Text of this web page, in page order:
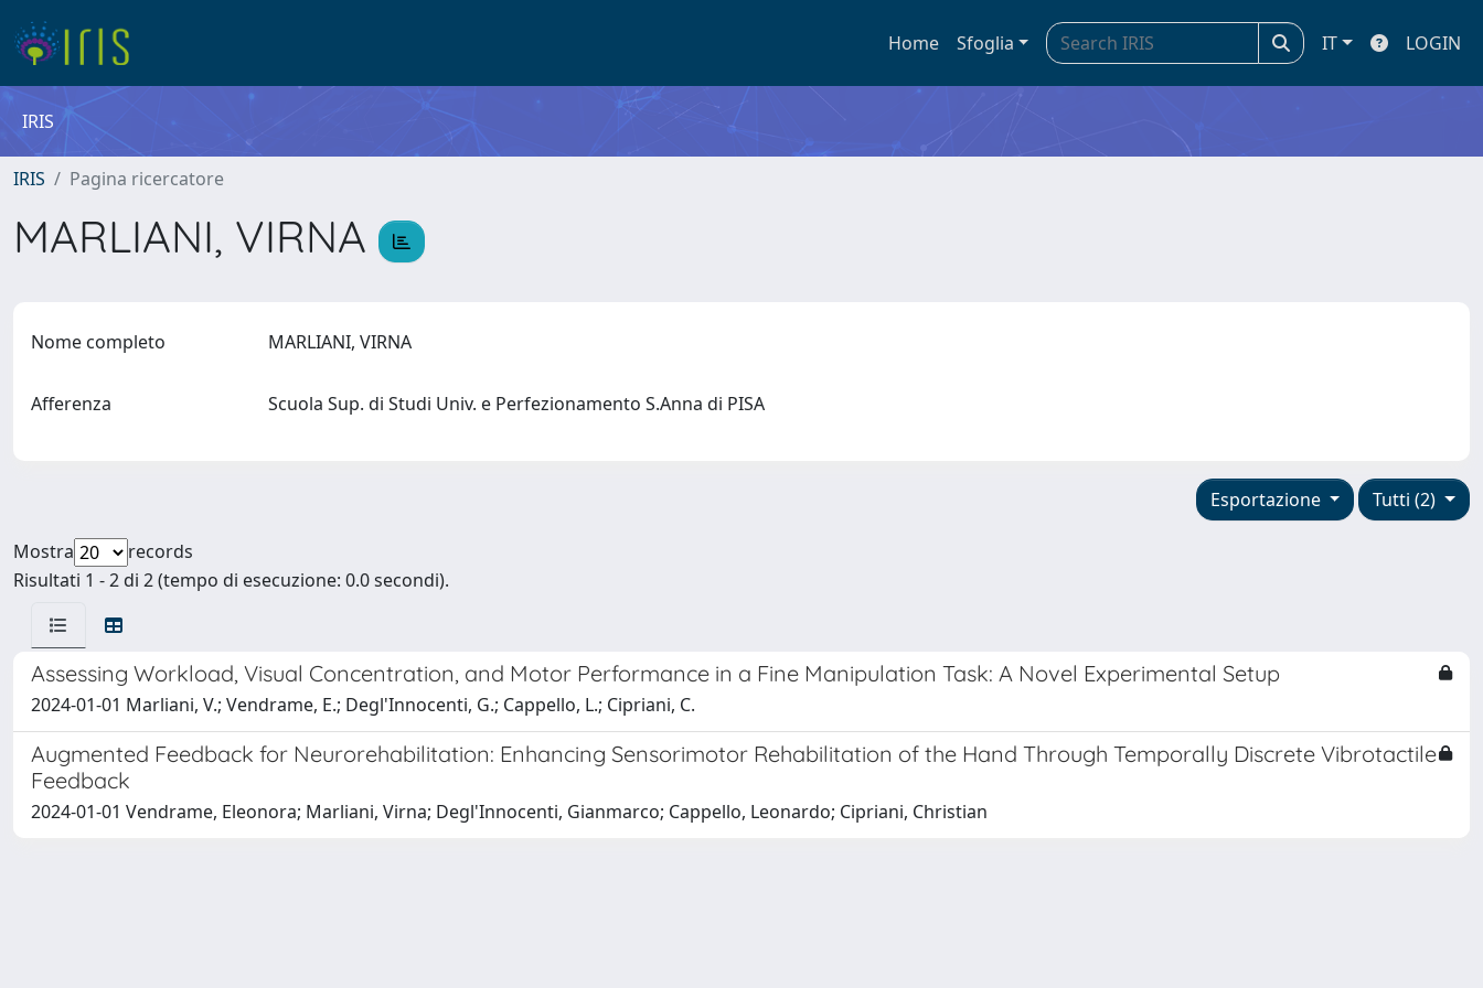
Home Sfoglia IT LOGIN
IRIS
IRIS Pagina ricercatore
MARLIANI, VIRNA
Nome completo MARLIANI, VIRNA
Afferenza Scuola Sup. di Studi Univ. e Perfezionamento S.Anna di PISA
Tutti (2)
Esportazione
Mostra
records
Risultati 1 - 2 di 2 (tempo di esecuzione: 0.0 secondi).
Assessing Workload, Visual Concentration, and Motor Performance in a Fine Manipulation Task: A Novel Experimental Setup
2024-01-01 Marliani, V.; Vendrame, E.; Degl'Innocenti, G.; Cappello, L.; Cipriani, C.
Augmented Feedback for Neurorehabilitation: Enhancing Sensorimotor Rehabilitation of the Hand Through Temporally Discrete Vibrotactile
Feedback
2024-01-01 Vendrame, Eleonora; Marliani, Virna; Degl'Innocenti, Gianmarco; Cappello, Leonardo; Cipriani, Christian